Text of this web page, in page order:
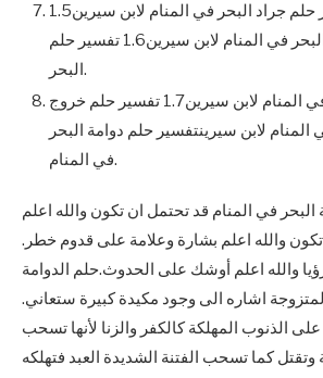
لابن سيرين1.4 تفسير حلم جراد البحر في المنام لابن سيرين1.5
تفسير حلم حورية البحر في المنام لابن سيرين1.6 تفسير حلم
البحر.
خالي من الماء في المنام لابن سيرين1.7 تفسير حلم خروج
لابن سيرينتفسير حلم دوامة البحر
في المنام.
البحر في المنام قد تحتمل ان تكون والله اعلم
والله اعلم بشارة وعلامة على قدوم خطر.
والله اعلم أوشك على الحدوث.حلم الدوامة
اشاره الى وجود مكيدة كبيرة ستعاني.
الذنوب المهلكة كالكفر والزنا لأنها تسحب